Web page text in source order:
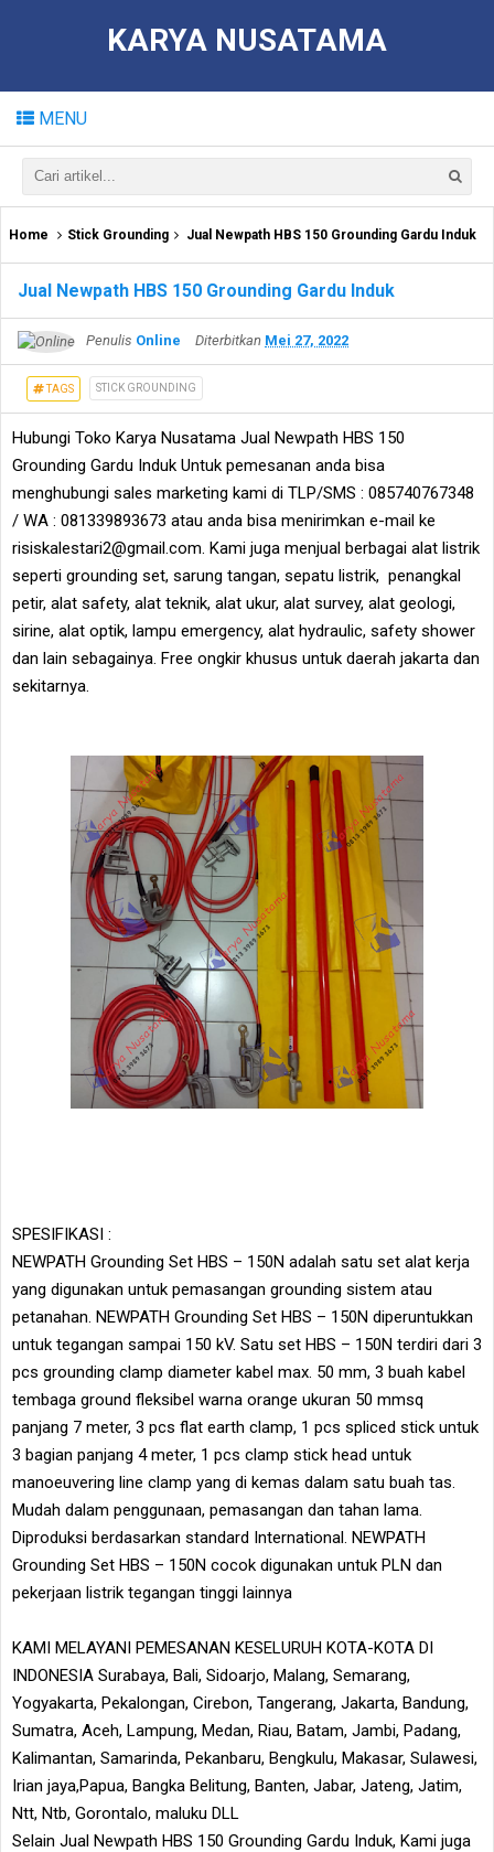
KARYA NUSATAMA
MENU
Home Stick Grounding Jual Newpath HBS 150 Grounding Gardu Induk
Jual Newpath HBS 150 Grounding Gardu Induk
Penulis Online Diterbitkan Mei 27, 2022
TAGS STICK GROUNDING
Hubungi Toko Karya Nusatama Jual Newpath HBS 150
Grounding Gardu Induk Untuk pemesanan anda bisa
menghubungi sales marketing kami di TLP/SMS : 085740767348
/ WA : 081339893673 atau anda bisa menirimkan e-mail ke
risiskalestari2@gmail.com. Kami juga menjual berbagai alat listrik
seperti grounding set, sarung tangan, sepatu listrik, penangkal
petir, alat safety, alat teknik, alat ukur, alat survey, alat geologi,
sirine, alat optik, lampu emergency, alat hydraulic, safety shower
dan lain sebagainya. Free ongkir khusus untuk daerah jakarta dan
sekitarnya.
SPESIFIKASI :
NEWPATH Grounding Set HBS – 150N adalah satu set alat kerja
yang digunakan untuk pemasangan grounding sistem atau
petanahan. NEWPATH Grounding Set HBS – 150N diperuntukkan
untuk tegangan sampai 150 kV. Satu set HBS – 150N terdiri dari 3
pcs grounding clamp diameter kabel max. 50 mm, 3 buah kabel
tembaga ground fleksibel warna orange ukuran 50 mmsq
panjang 7 meter, 3 pcs flat earth clamp, 1 pcs spliced stick untuk
3 bagian panjang 4 meter, 1 pcs clamp stick head untuk
manoeuvering line clamp yang di kemas dalam satu buah tas.
Mudah dalam penggunaan, pemasangan dan tahan lama.
Diproduksi berdasarkan standard International. NEWPATH
Grounding Set HBS – 150N cocok digunakan untuk PLN dan
pekerjaan listrik tegangan tinggi lainnya
KAMI MELAYANI PEMESANAN KESELURUH KOTA-KOTA DI
INDONESIA Surabaya, Bali, Sidoarjo, Malang, Semarang,
Yogyakarta, Pekalongan, Cirebon, Tangerang, Jakarta, Bandung,
Sumatra, Aceh, Lampung, Medan, Riau, Batam, Jambi, Padang,
Kalimantan, Samarinda, Pekanbaru, Bengkulu, Makasar, Sulawesi,
Irian jaya,Papua, Bangka Belitung, Banten, Jabar, Jateng, Jatim,
Ntt, Ntb, Gorontalo, maluku DLL
Selain Jual Newpath HBS 150 Grounding Gardu Induk, Kami juga